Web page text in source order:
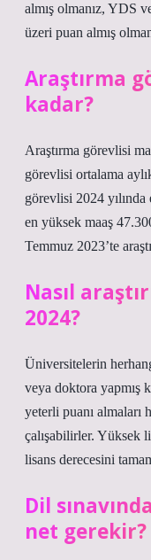
almış olmanız, YDS
üzeri puan almış
Araştırma
kadar?
Araştırma görevlisi
görevlisi ortalama
görevlisi 2024
en yüksek maaş
Temmuz 2023’te
Nasıl
2024?
Üniversitelerin
veya doktora yapmış
yeterli puanı almaları
çalışabilirler. Yüksek
lisans derecesini
Dil
net gerekir?